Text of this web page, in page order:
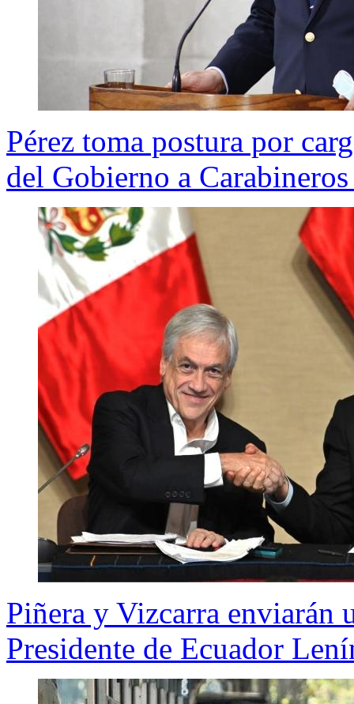
Pérez toma postura por
del Gobierno a
Piñera y Vizcarra enviarán
Presidente de Ecuador